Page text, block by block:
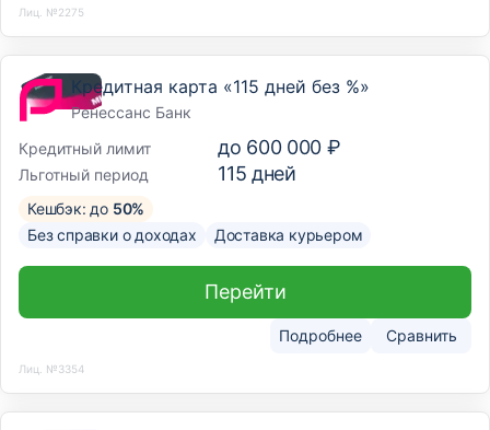
Лиц. №2275
Кредитная карта «115 дней без %»
Ренессанс Банк
Кредитный лимит
до 600 000 ₽
Льготный период 115 дней
Кешбэк: до 50%
Без справки о доходах
Доставка курьером
Подробнее Сравнить
Перейти
Лиц. №3354